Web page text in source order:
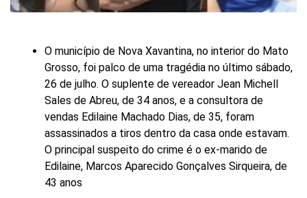
O município de Nova Xavantina, no interior do Mato
Grosso, foi palco de uma tragédia no último sábado,
26 de julho. O suplente de vereador Jean Michell
Sales de Abreu, de 34 anos, e a consultora de
vendas Edilaine Machado Dias, de 35, foram
assassinados a tiros dentro da casa onde estavam.
O principal suspeito do crime é o ex-marido de
Edilaine, Marcos Aparecido Gonçalves Sirqueira, de
43 anos